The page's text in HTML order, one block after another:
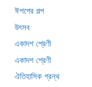
ঈশপের গল্প
উৎসব
একাদশ শ্রেণী
একাদশ শ্রেণী
ঐতিহাসিক গ্রন্থ